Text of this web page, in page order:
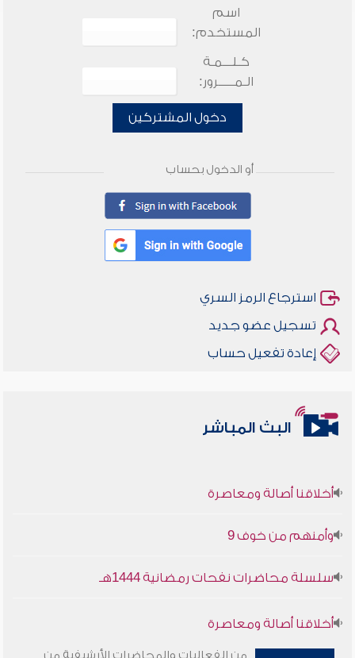
اسم
المستخدم:
كـلـــمـة
الـمـــــرور:
دخول المشتركين
أو الدخول بحساب
استرجاع الرمز السري
تسجيل عضو جديد
إعادة تفعيل حساب
البث المباشر
أخلاقنا أصالة ومعاصرة
وأمنهم من خوف 9
سلسلة محاضرات نفحات رمضانية 1444هـ
أخلاقنا أصالة ومعاصرة
من الفعاليات والمحاضرات الأرشيفية من